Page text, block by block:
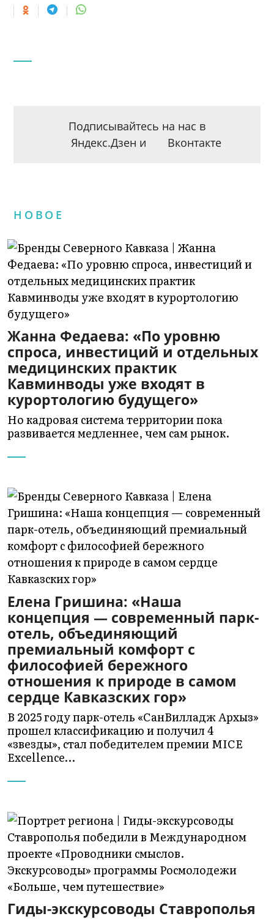
Подписывайтесь на нас в
Яндекс.Дзен и Вконтакте
НОВОЕ
Жанна Федаева: «По уровню
спроса, инвестиций и отдельных
медицинских практик
Кавминводы уже входят в
курортологию будущего»
Но кадровая система территории пока
развивается медленнее, чем сам рынок.
Елена Гришина: «Наша
концепция — современный парк-
отель, объединяющий
премиальный комфорт с
философией бережного
отношения к природе в самом
сердце Кавказских гор»
В 2025 году парк-отель «СанВилладж Архыз»
прошел классификацию и получил 4
«звезды», стал победителем премии MICE
Excellence…
Гиды-экскурсоводы Ставрополья